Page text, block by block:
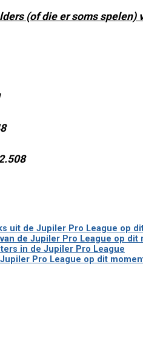
(of die er soms spelen)
uit de Jupiler Pro League op
de Jupiler Pro League op dit
in de Jupiler Pro League
Pro League op dit